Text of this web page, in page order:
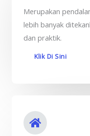
Merupakan
lebih banyak
dan praktik.
Klik Di Sini